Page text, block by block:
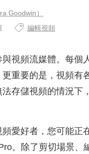
Goodwin）
編輯視頻
視頻流媒體。每個
重要的是，視頻有
存儲視頻的情況下
愛好者，您可能正
。除了剪切場景、